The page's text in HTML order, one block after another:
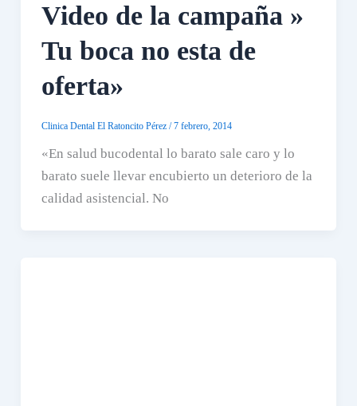
Video de la campaña »
Tu boca no esta de
oferta»
Clinica Dental El Ratoncito Pérez /7 febrero, 2014
«En salud bucodental lo barato sale caro y lo
barato suele llevar encubierto un deterioro de la
calidad asistencial. No